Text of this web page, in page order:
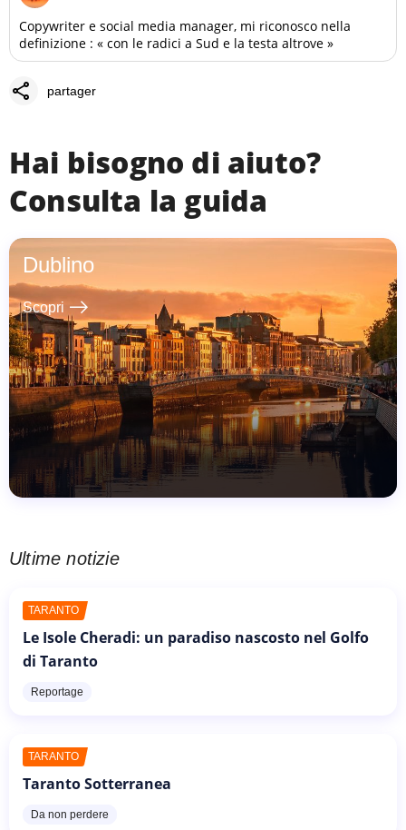
Copywriter e social media manager, mi riconosco nella
definizione : « con le radici a Sud e la testa altrove »
share partager
Hai bisogno di aiuto?
Consulta la guida
Dublino
Scopri east
Ultime notizie
TARANTO
Le Isole Cheradi: un paradiso nascosto nel Golfo
di Taranto
Reportage
TARANTO
Taranto Sotterranea
Da non perdere